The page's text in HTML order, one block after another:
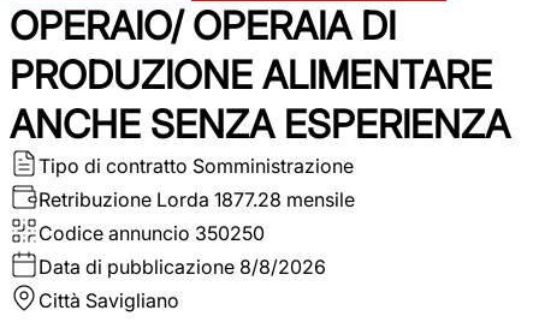
OPERAIO/ OPERAIA DI
PRODUZIONE ALIMENTARE
ANCHE SENZA ESPERIENZA
Tipo di contratto Somministrazione
Retribuzione Lorda 1877.28 mensile
Codice annuncio 350250
Data di pubblicazione 8/8/2026
Città Savigliano